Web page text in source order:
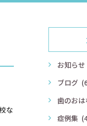
な
お知らせ
ブログ
歯のおは
症例集